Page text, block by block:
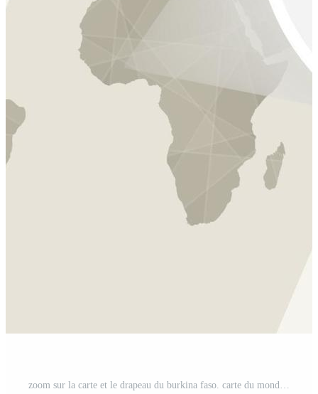
zoom sur la carte et le drapeau du burkina faso. carte du monde. Vecteur Pro